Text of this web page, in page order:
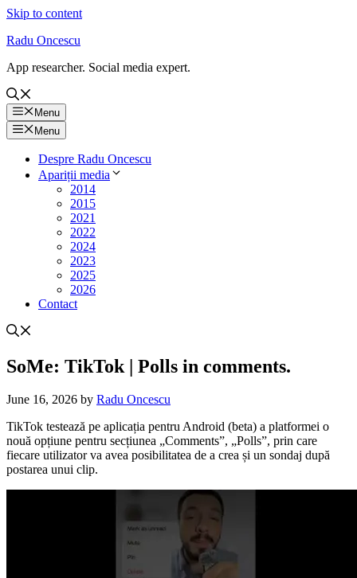
Skip to content
Radu Oncescu
App researcher. Social media expert.
Menu
Menu
Despre Radu Oncescu
Apariții media
2014
2015
2021
2022
2024
2023
2025
2026
Contact
SoMe: TikTok | Polls in comments.
June 16, 2026 by Radu Oncescu
TikTok testează pe aplicația pentru Android (beta) a platformei o
nouă opțiune pentru secțiunea „Comments”, „Polls”, prin care
fiecare utilizator va avea posibilitatea de a crea și un sondaj după
postarea unui clip.